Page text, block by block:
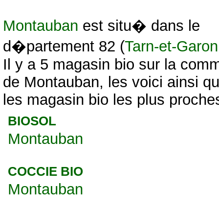
Montauban est situ� dans le
d�partement 82 (Tarn-et-
Il y a 5 magasin bio sur la
de Montauban, les voici ainsi
les magasin bio les plus
BIOSOL
Montauban
COCCIE BIO
Montauban